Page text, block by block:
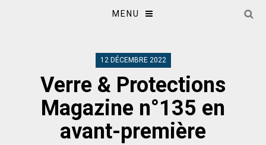
MENU
12 DÉCEMBRE 2022
Verre & Protections
Magazine n°135 en
avant-première